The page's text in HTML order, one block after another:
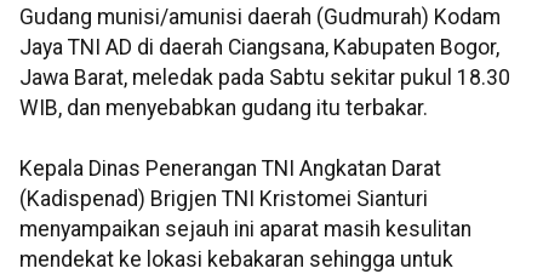
Gudang munisi/amunisi daerah (Gudmurah) Kodam
Jaya TNI AD di daerah Ciangsana, Kabupaten Bogor,
Jawa Barat, meledak pada Sabtu sekitar pukul 18.30
WIB, dan menyebabkan gudang itu terbakar.
Kepala Dinas Penerangan TNI Angkatan Darat
(Kadispenad) Brigjen TNI Kristomei Sianturi
menyampaikan sejauh ini aparat masih kesulitan
mendekat ke lokasi kebakaran sehingga untuk